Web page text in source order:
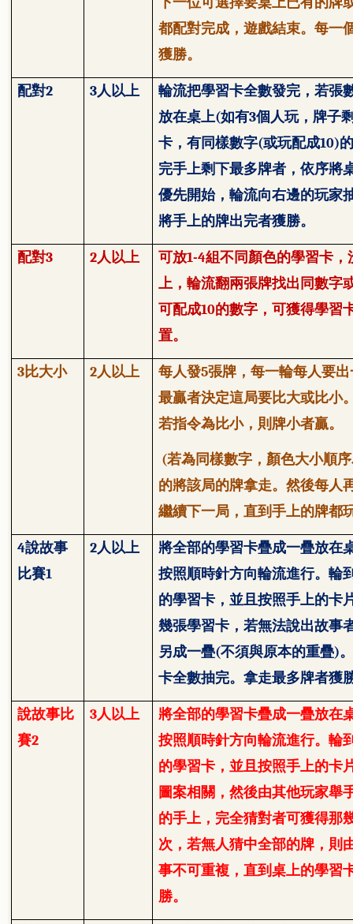
都配對完成，遊戲結束。每一
獲勝。
配對2 3人以上
輪流把學習卡全數發完，若張
放在桌上(如有3個人玩，牌子
卡，有同樣數字(或玩配成10)
完手上剩下最多牌者，依序將
優先開始，輪流向右邊的玩家
將手上的牌出完者獲勝。
配對3 2人以上 可放1-4組不同顏色的學習卡
上，輪流翻兩張牌找出同數字
可配成10的數字，可獲得學習
置。
3比大小 2人以上 每人發5張牌，每一輪每人要
最贏者決定這局要比大或比小
若指令為比小，則牌小者贏。
(若為同樣數字，顏色大小順
的將該局的牌拿走。然後每人
繼續下一局，直到手上的牌都
4說故事
比賽1
2人以上
將全部的學習卡疊成一疊放在
按照順時針方向輪流進行。輪
的學習卡，並且按照手上的卡
幾張學習卡，若無法說出故事
另成一疊(不須與原本的重疊)
卡全數抽完。拿走最多牌者獲
說故事比
賽2
3人以上
將全部的學習卡疊成一疊放在
按照順時針方向輪流進行。輪
的學習卡，並且按照手上的卡
圖案相關，然後由其他玩家舉
的手上，完全猜對者可獲得那
次，若無人猜中全部的牌，則
事不可重複，直到桌上的學習
勝。